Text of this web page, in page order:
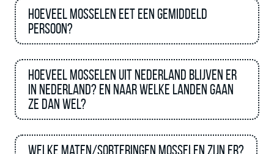
Hoeveel mosselen eet een gemiddeld
persoon?
Hoeveel mosselen uit Nederland blijven er
in Nederland? en naar welke landen gaan
ze dan wel?
Welke maten/sorteringen mosselen zijn er?